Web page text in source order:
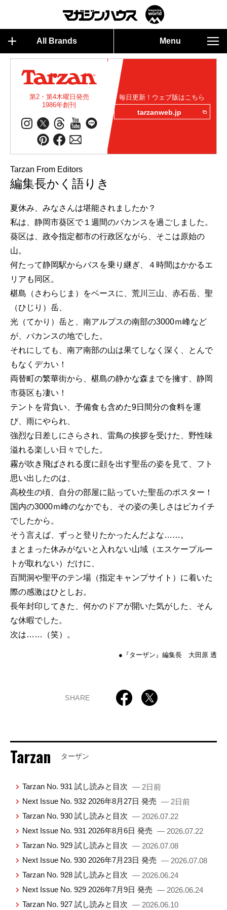
All Brands Menu
第2・第4木曜日発売
1986年創刊
毎日更新！ウェブ版はこちら
tarzanweb.jp
Tarzan From Editors
編集長かく語りき
夏休み、みなさんは堪能されましたか？
私は、静岡市葵区で１週間のバカンスを過ごしました。
葵区は、政令指定都市の行政区ながら、そこは原始の
山。
何たって静岡駅からバスを乗り継ぎ、４時間はかかるエ
リアも同区。
椹島（さわらじま）をベースに、荒川三山、赤石岳、聖
（ひじり）岳、
光（てかり）岳と、南アルプスの南部の3000ｍ峰など
が、バカンスの地でした。
それにしても、南ア南部の山は果てしなく深く、とんで
もなくデカい！
両替町の繁華街から、椹島の静かな森までを擁す、静岡
市葵区も凄い！
テントを背負い、予備食も含めた9日間分の食料を運
び、雨にやられ、
強烈な日差しにさらされ、雷鳥の挨拶を受けた、野性味
溢れる楽しい日々でした。
霧が吹き飛ばされる度に顔を出す聖岳の姿を見て、フト
思い出したのは、
高校生の頃、自分の部屋に貼っていた聖岳のポスター！
国内の3000ｍ峰のなかでも、その姿の美しさはピカイチ
でしたから。
そう言えば、ずっと登りたかったんだよな……。
まとまった休みがないと入れない山域（エスケープルー
トが取れない）だけに、
百間洞や聖平のテン場（指定キャンプサイト）に着いた
際の感激はひとしお。
長年封印してきた、何かのドアが開いた気がした、そん
な休暇でした。
次は……（笑）。
●『ターザン』編集長 大田原 透
SHARE
Tarzan ターザン
Tarzan No. 931 試し読みと目次 — 2日前
Next Issue No. 932 2026年8月27日 発売 — 2日前
Tarzan No. 930 試し読みと目次 — 2026.07.22
Next Issue No. 931 2026年8月6日 発売 — 2026.07.22
Tarzan No. 929 試し読みと目次 — 2026.07.08
Next Issue No. 930 2026年7月23日 発売 — 2026.07.08
Tarzan No. 928 試し読みと目次 — 2026.06.24
Next Issue No. 929 2026年7月9日 発売 — 2026.06.24
Tarzan No. 927 試し読みと目次 — 2026.06.10